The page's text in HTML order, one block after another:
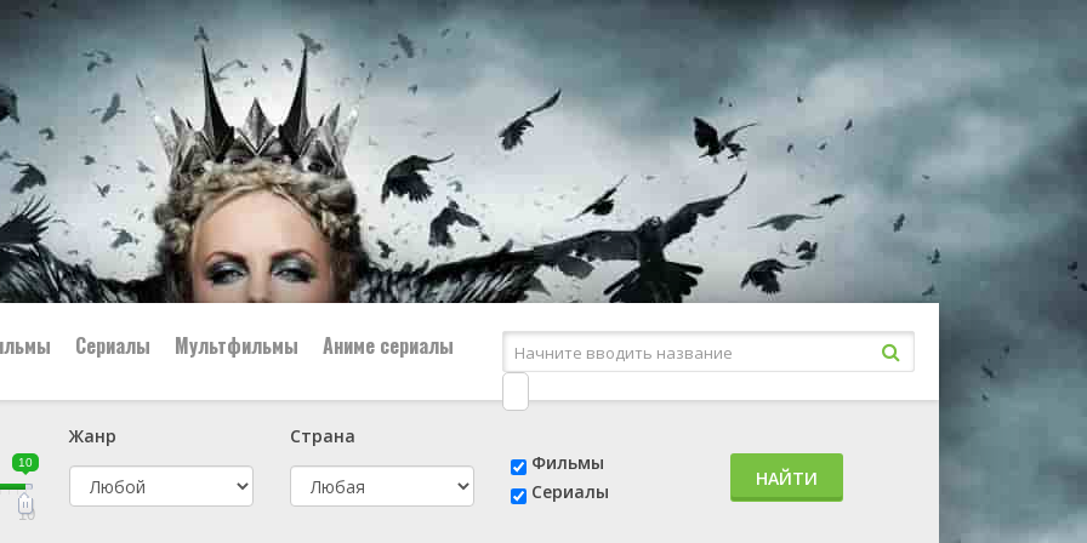
👨‍✈️ Военный
🕵️‍♂️ Детектив
Сериалы Мультфильмы Аниме сериалы
10
10
Жанр
Страна
Фильмы
Сериалы
НАЙТИ